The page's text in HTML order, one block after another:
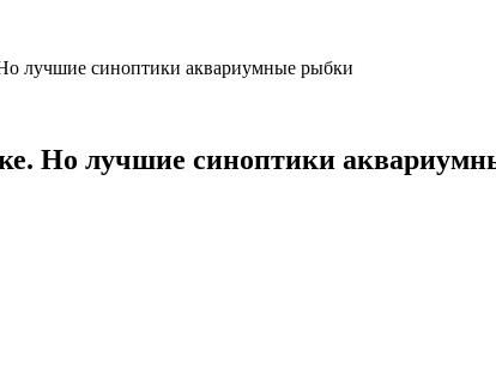
лучшие синоптики аквариумные рыбки
Но лучшие синоптики